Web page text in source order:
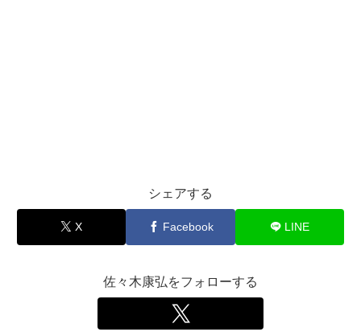
シェアする
X Facebook LINE
佐々木康弘をフォローする